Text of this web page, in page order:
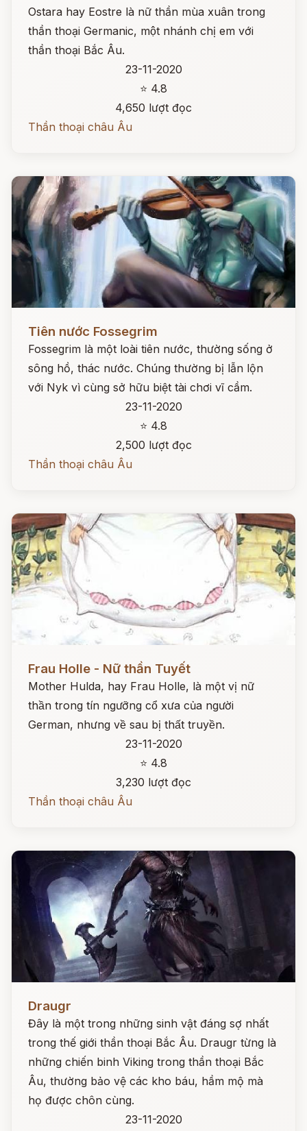
Ostara hay Eostre là nữ thần mùa xuân trong
thần thoại Germanic, một nhánh chị em với
thần thoại Bắc Âu.
23-11-2020
⭐ 4.8
4,650 lượt đọc
Thần thoại châu Âu
Tiên nước Fossegrim
Fossegrim là một loài tiên nước, thường sống ở
sông hồ, thác nước. Chúng thường bị lẫn lộn
với Nyk vì cùng sở hữu biệt tài chơi vĩ cầm.
23-11-2020
⭐ 4.8
2,500 lượt đọc
Thần thoại châu Âu
Frau Holle - Nữ thần Tuyết
Mother Hulda, hay Frau Holle, là một vị nữ
thần trong tín ngưỡng cổ xưa của người
German, nhưng về sau bị thất truyền.
23-11-2020
⭐ 4.8
3,230 lượt đọc
Thần thoại châu Âu
Draugr
Đây là một trong những sinh vật đáng sợ nhất
trong thế giới thần thoại Bắc Âu. Draugr từng là
những chiến binh Viking trong thần thoại Bắc
Âu, thường bảo vệ các kho báu, hầm mộ mà
họ được chôn cùng.
23-11-2020